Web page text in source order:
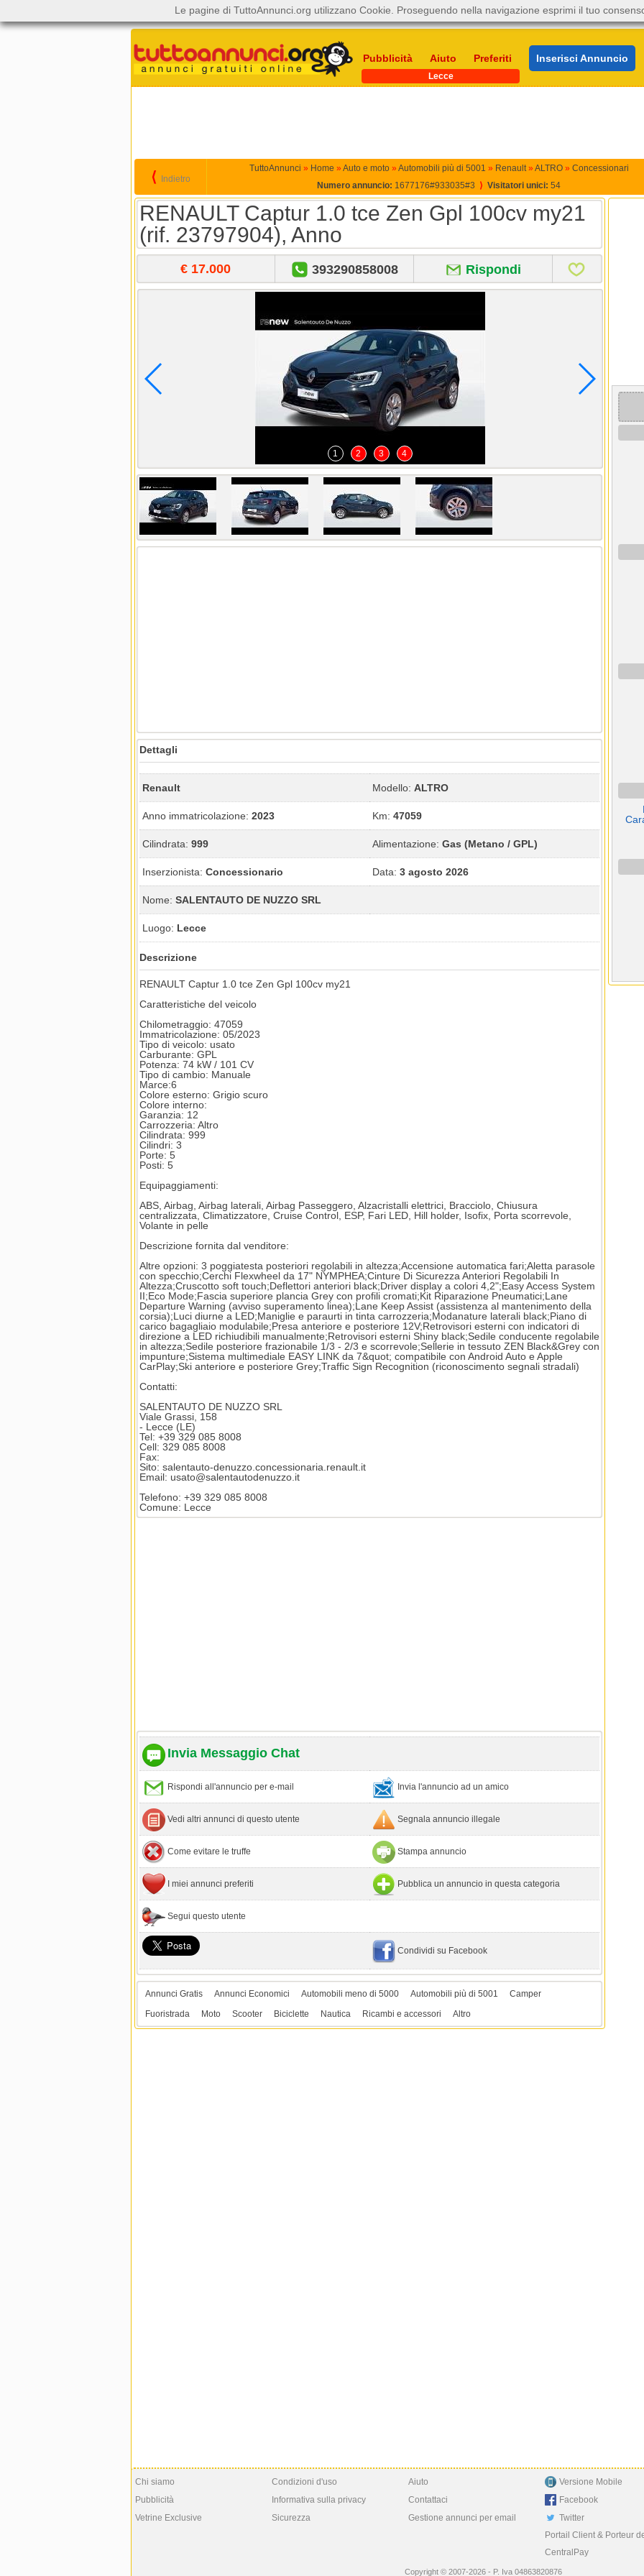
Pubblicità Aiuto Preferiti Inserisci Annuncio
Lecce
⟨ Indietro
TuttoAnnunci » Home » Auto e moto » Automobili più di 5001 » Renault » ALTRO » Concessionari
Numero annuncio: 1677176#933035#3 ⟩ Visitatori unici: 54
RENAULT Captur 1.0 tce Zen Gpl 100cv my21
(rif. 23797904), Anno
€ 17.000 393290858008 Rispondi
1 2 3 4
Dettagli
Renault Modello: ALTRO
Anno immatricolazione: 2023 Km: 47059
Cilindrata: 999 Alimentazione: Gas (Metano / GPL)
Inserzionista: Concessionario Data: 3 agosto 2026
Nome: SALENTAUTO DE NUZZO SRL
Luogo: Lecce
Descrizione
RENAULT Captur 1.0 tce Zen Gpl 100cv my21
Caratteristiche del veicolo
Chilometraggio: 47059
Immatricolazione: 05/2023
Tipo di veicolo: usato
Carburante: GPL
Potenza: 74 kW / 101 CV
Tipo di cambio: Manuale
Marce:6
Colore esterno: Grigio scuro
Colore interno:
Garanzia: 12
Carrozzeria: Altro
Cilindrata: 999
Cilindri: 3
Porte: 5
Posti: 5
Equipaggiamenti:
ABS, Airbag, Airbag laterali, Airbag Passeggero, Alzacristalli elettrici, Bracciolo, Chiusura
centralizzata, Climatizzatore, Cruise Control, ESP, Fari LED, Hill holder, Isofix, Porta scorrevole,
Volante in pelle
Descrizione fornita dal venditore:
Altre opzioni: 3 poggiatesta posteriori regolabili in altezza;Accensione automatica fari;Aletta parasole
con specchio;Cerchi Flexwheel da 17" NYMPHEA;Cinture Di Sicurezza Anteriori Regolabili In
Altezza;Cruscotto soft touch;Deflettori anteriori black;Driver display a colori 4,2";Easy Access System
II;Eco Mode;Fascia superiore plancia Grey con profili cromati;Kit Riparazione Pneumatici;Lane
Departure Warning (avviso superamento linea);Lane Keep Assist (assistenza al mantenimento della
corsia);Luci diurne a LED;Maniglie e paraurti in tinta carrozzeria;Modanature laterali black;Piano di
carico bagagliaio modulabile;Presa anteriore e posteriore 12V;Retrovisori esterni con indicatori di
direzione a LED richiudibili manualmente;Retrovisori esterni Shiny black;Sedile conducente regolabile
in altezza;Sedile posteriore frazionabile 1/3 - 2/3 e scorrevole;Sellerie in tessuto ZEN Black&Grey con
impunture;Sistema multimediale EASY LINK da 7&quot; compatibile con Android Auto e Apple
CarPlay;Ski anteriore e posteriore Grey;Traffic Sign Recognition (riconoscimento segnali stradali)
Contatti:
SALENTAUTO DE NUZZO SRL
Viale Grassi, 158
- Lecce (LE)
Tel: +39 329 085 8008
Cell: 329 085 8008
Fax:
Sito: salentauto-denuzzo.concessionaria.renault.it
Email: usato@salentautodenuzzo.it
Telefono: +39 329 085 8008
Comune: Lecce
Invia Messaggio Chat
Rispondi all'annuncio per e-mail Invia l'annuncio ad un amico
Vedi altri annunci di questo utente Segnala annuncio illegale
Come evitare le truffe Stampa annuncio
I miei annunci preferiti Pubblica un annuncio in questa categoria
Segui questo utente
Condividi su Facebook
Annunci Gratis Annunci Economici Automobili meno di 5000 Automobili più di 5001
Camper
Fuoristrada
Moto Scooter Biciclette Nautica Ricambi e accessori Altro
Chi siamo
Pubblicità
Vetrine Exclusive
Condizioni d'uso
Informativa sulla privacy
Sicurezza
Aiuto
Contattaci
Gestione annunci per email
Versione Mobile
Facebook
Twitter
Portail Client & Porteur
CentralPay
Copyright © 2007-2026 - P. Iva 04863820876
Le pagine di TuttoAnnunci.org utilizzano Cookie. Proseguendo nella navigazione esprimi il tuo